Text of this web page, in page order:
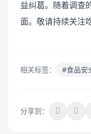
益纠葛。随着调查
面。敬请持续关注
相关标签： #食品安
分享到：